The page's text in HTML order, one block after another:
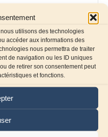
utilisons des technologies
accéder aux informations des
nous permettra de traiter
de navigation ou les ID uniques
de retirer son consentement peut
et fonctions.
mail et mon site dans
commentaire.